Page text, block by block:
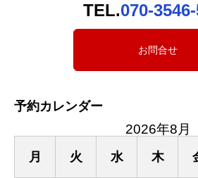
TEL.070-
お問合せ
予約カレンダー
2026年8月
月 火 水 木